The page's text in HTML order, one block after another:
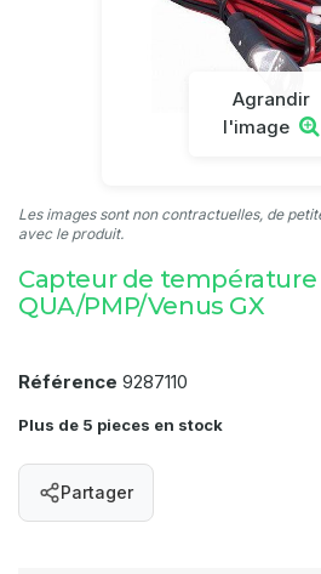
Agrandir
l'image
Les images sont non contractuelles, de
avec le produit.
Capteur de température
QUA/PMP/Venus GX
Référence 9287110
Plus de 5 pieces en stock
Partager